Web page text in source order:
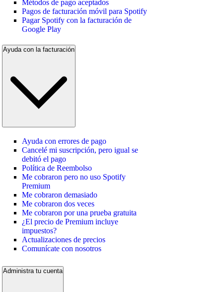
Métodos de pago aceptados
Pagos de facturación móvil para Spotify
Pagar Spotify con la facturación de
Google Play
Ayuda con la facturación
Ayuda con errores de pago
Cancelé mi suscripción, pero igual se
debitó el pago
Política de Reembolso
Me cobraron pero no uso Spotify
Premium
Me cobraron demasiado
Me cobraron dos veces
Me cobraron por una prueba gratuita
¿El precio de Premium incluye
impuestos?
Actualizaciones de precios
Comunícate con nosotros
Administra tu cuenta